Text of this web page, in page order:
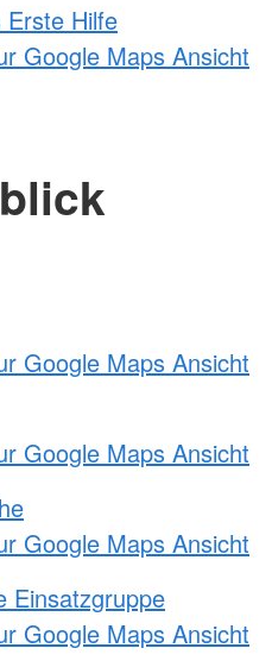
Hilfe
Google Maps Ansicht
Google Maps Ansicht
Google Maps Ansicht
Google Maps Ansicht
Einsatzgruppe
Google Maps Ansicht